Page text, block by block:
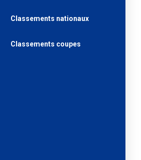
Classements nationaux
Classements coupes